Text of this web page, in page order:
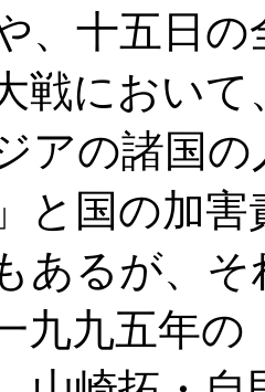
、十五日
戦におい
アの諸国
と国の加
あるが、
九九五年